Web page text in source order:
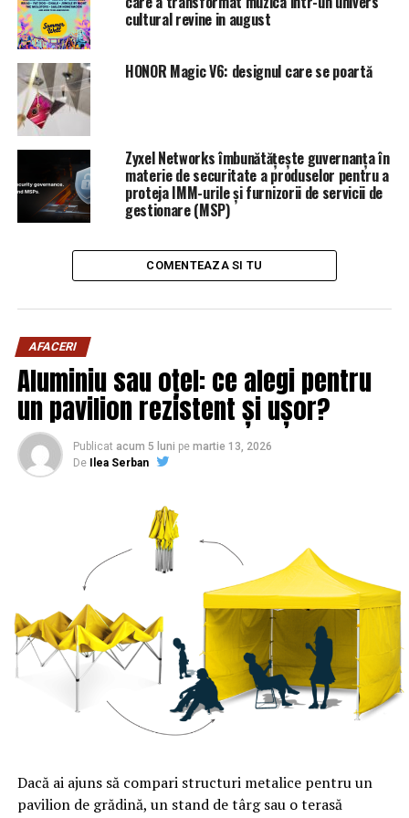
URMATORUL
„Păi haideți să vedem ce buget are SRI!” | Sibiul de AZI
NU RATATI
Teodorovici a făcut MARELE ANUNȚ! | Sibiul de AZI
cultural revine in august
HONOR Magic V6: designul care se poartă
Zyxel Networks îmbunătățește guvernanța în
materie de securitate a produselor pentru a
proteja IMM-urile și furnizorii de servicii de
gestionare (MSP)
COMENTEAZA SI TU
AFACERI
Aluminiu sau oțel: ce alegi pentru
un pavilion rezistent și ușor?
Publicat acum 5 luni pe martie 13, 2026
De
Ilea Serban
Dacă ai ajuns să compari structuri metalice pentru un
pavilion de grădină, un stand de târg sau o terasă